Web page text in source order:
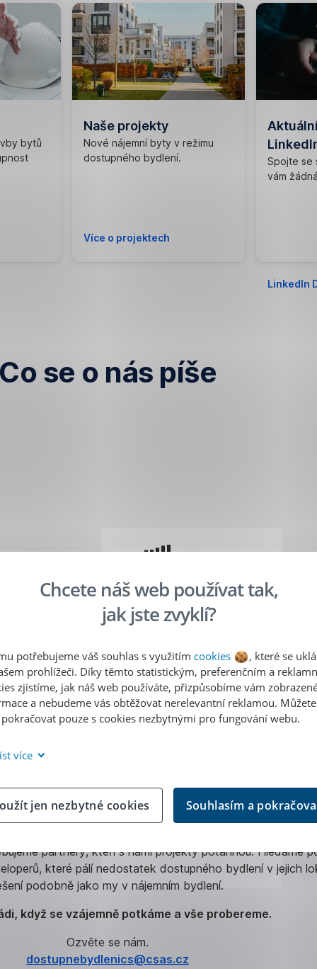
bytů
Naše projekty
Nové nájemní byty v režimu
dostupného bydlení.
Více o projektech
Spojte se
vám
LinkedIn
,
Co se o nás píše
spolupracovat
partnery, kteří s námi projekty potáhnou. Hledáme
které pálí nedostatek dostupného bydlení v jejich
podobně jako my v nájemním bydlení.
když se vzájemně potkáme a vše probereme.
Ozvěte se nám.
dostupnebydlenics@csas.cz
Chcete náš web používat tak,
jak jste zvyklí?
potřebujeme váš souhlas s využitím cookies
, které se
prohlížeči. Díky těmto statistickým, preferenčním a
zjistíme, jak náš web používáte, přizpůsobíme vám
a nebudeme vás obtěžovat nerelevantní reklamou. Můžete
pouze s cookies nezbytnými pro fungování webu.
více
Souhlasím a
jen nezbytné cookies